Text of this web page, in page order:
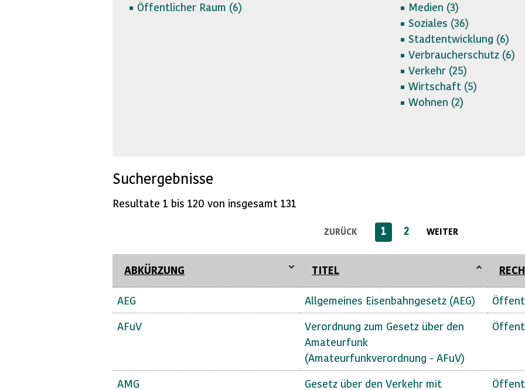
Öffentlicher Raum (6)
Medien (3)
Soziales (36)
Stadtentwicklung (6)
Verbraucherschutz (6)
Verkehr (25)
Wirtschaft (5)
Wohnen (2)
Suchergebnisse
Resultate 1 bis 120 von insgesamt 131
ZURÜCK 1 2 WEITER
ABKÜRZUNG TITEL
AEG Allgemeines Eisenbahngesetz (AEG)
AFuV
Verordnung zum Gesetz über den
Amateurfunk
(Amateurfunkverordnung - AFuV)
AMG
Gesetz über den Verkehr mit